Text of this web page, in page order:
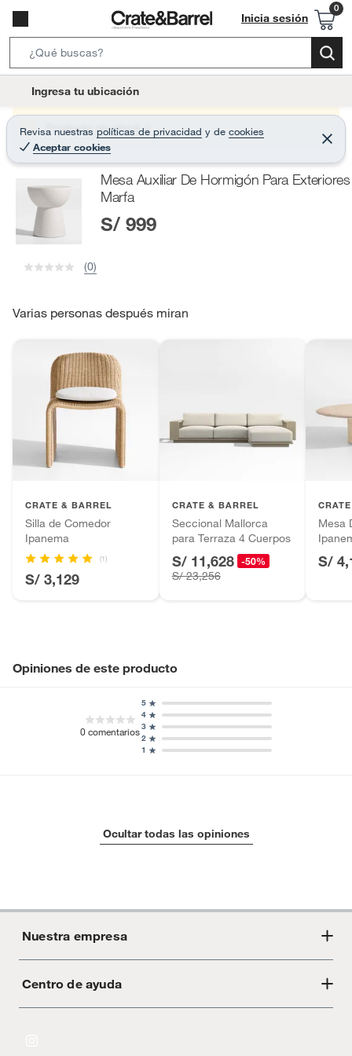
Inicia sesión
e
r
c
B
t
n
Ingresa tu ubicación
Revisa nuestras políticas de privacidad y de cookies
Aceptar cookies
C
e
r
a
r
Producto sin stock :(
Mesa Auxiliar De Hormigón Para Exteriores
Marfa
S/ 999
(0)
Varias personas después miran
CRATE & BARREL
Silla de Comedor
Ipanema
(1)
S/ 3,129
CRATE & BARREL
Seccional Mallorca
para Terraza 4 Cuerpos
S/ 11,628 -50%
S/ 23,256
Mesa
S/
Opiniones de este producto
0comentarios
1
2
3
4
5
Ocultar todas las opiniones
Nuestra empresa
Acerca de Crate
Centro de ayuda